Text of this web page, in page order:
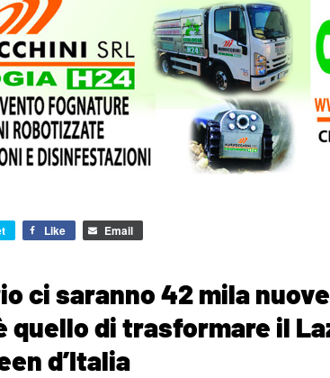
Like Email
ci saranno 42 mila
quello di trasformare il
d’Italia